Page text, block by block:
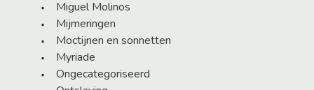
Miguel Molinos
Mijmeringen
Moctijnen en sonnetten
Myriade
Ongecategoriseerd